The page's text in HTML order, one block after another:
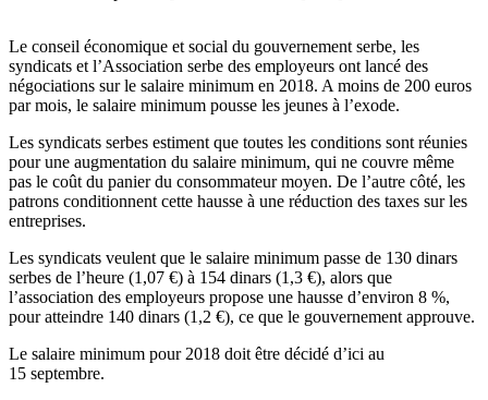
Le conseil économique et social du gouvernement serbe, les
syndicats et l’Association serbe des employeurs ont lancé des
négociations sur le salaire minimum en 2018. A moins de 200 euros
par mois, le salaire minimum pousse les jeunes à l’exode.
Les syndicats serbes estiment que toutes les conditions sont réunies
pour une augmentation du salaire minimum, qui ne couvre même
pas le coût du panier du consommateur moyen. De l’autre côté, les
patrons conditionnent cette hausse à une réduction des taxes sur les
entreprises.
Les syndicats veulent que le salaire minimum passe de 130 dinars
serbes de l’heure (1,07 €) à 154 dinars (1,3 €), alors que
l’association des employeurs propose une hausse d’environ 8 %,
pour atteindre 140 dinars (1,2 €), ce que le gouvernement approuve.
Le salaire minimum pour 2018 doit être décidé d’ici au
15 septembre.